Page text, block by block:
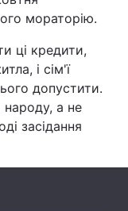
мораторію.
ці кредити,
і сім'ї
допустити.
а не
засідання